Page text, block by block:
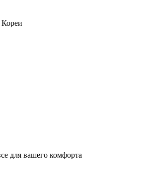
для вашего комфорта